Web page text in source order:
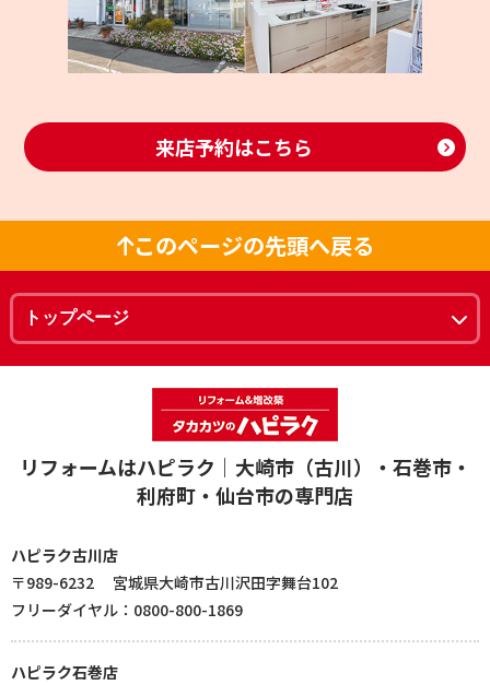
来店予約はこちら
このページの先頭へ戻る
リフォームはハピラク｜大崎市（古川）・石巻市・
利府町・仙台市の専門店
ハピラク古川店
〒989-6232 宮城県大崎市古川沢田字舞台102
フリーダイヤル：0800-800-1869
ハピラク石巻店